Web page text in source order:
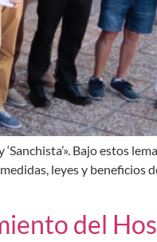
‘Sanchista’». Bajo estos
leyes y beneficios
del